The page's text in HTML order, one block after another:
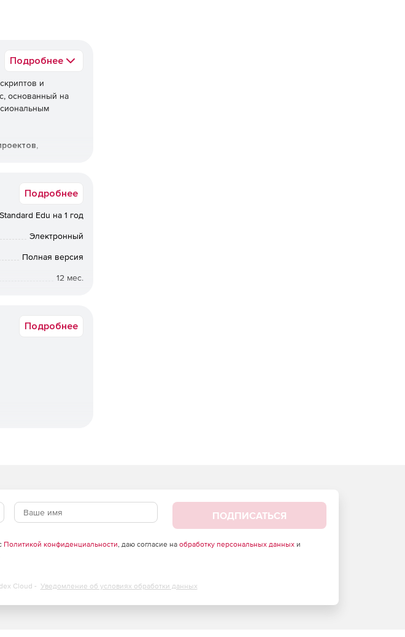
Подробнее
и
основанный на
(blueprint) или
и
дополненной и
Подробнее
Edu на 1 год
Электронный
Полная версия
12 мес.
Подробнее
ПОДПИСАТЬСЯ
Политикой конфиденциальности, даю согласие на обработку персональных данныхи
Cloud - Уведомление об условиях обработки данных